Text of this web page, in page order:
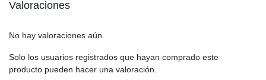
Valoraciones
No hay valoraciones aún.
Solo los usuarios registrados que hayan comprado este
producto pueden hacer una valoración.